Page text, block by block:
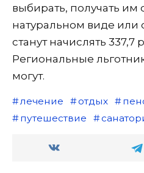
выбирать, получать
натуральном виде или
станут начислять
Региональные
могут.
лечение отдых
путешествие